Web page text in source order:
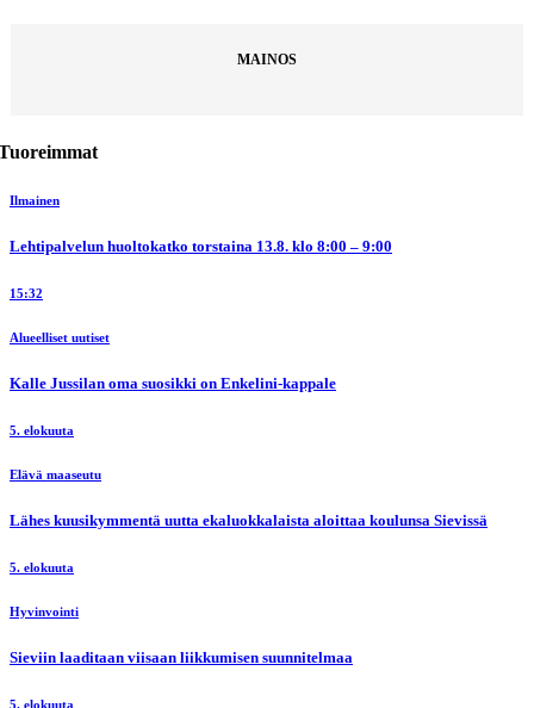
MAINOS
Ilmainen
Lehtipalvelun huoltokatko torstaina 13.8. klo 8:00 – 9:00
15:32
Alueelliset uutiset
Kalle Jussilan oma suosikki on Enkelini-kappale
5. elokuuta
Elävä maaseutu
Lähes kuusikymmentä uutta ekaluokkalaista aloittaa koulunsa Sievissä
5. elokuuta
Hyvinvointi
Sieviin laaditaan viisaan liikkumisen suunnitelmaa
5. elokuuta